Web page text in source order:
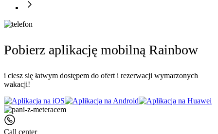
Pobierz aplikację mobilną Rainbow
i ciesz się łatwym dostępem do ofert i rezerwacji wymarzonych
wakacji!
Call center